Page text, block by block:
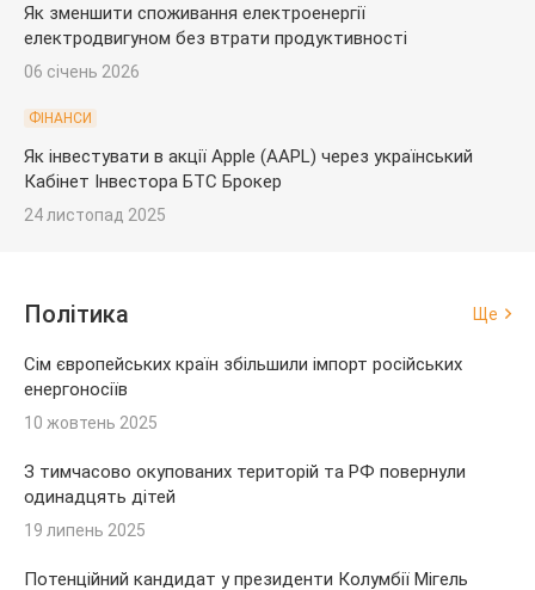
Як зменшити споживання електроенергії
електродвигуном без втрати продуктивності
06 січень 2026
ФІНАНСИ
Як інвестувати в акції Apple (AAPL) через український
Кабінет Інвестора БТС Брокер
24 листопад 2025
Політика Ще
Сім європейських країн збільшили імпорт російських
енергоносіїв
10 жовтень 2025
З тимчасово окупованих територій та РФ повернули
одинадцять дітей
19 липень 2025
Потенційний кандидат у президенти Колумбії Мігель